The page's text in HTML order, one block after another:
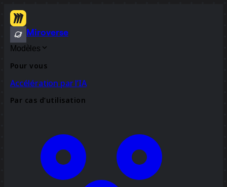
Miroverse
Modèles
Pour vous
Accélération par l’IA
Par cas d’utilisation